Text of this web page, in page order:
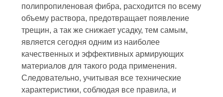
полипропиленовая фибра, расходится по всему
объему раствора, предотвращает появление
трещин, а так же снижает усадку, тем самым,
является сегодня одним из наиболее
качественных и эффективных армирующих
материалов для такого рода применения.
Следовательно, учитывая все технические
характеристики, соблюдая все правила, и